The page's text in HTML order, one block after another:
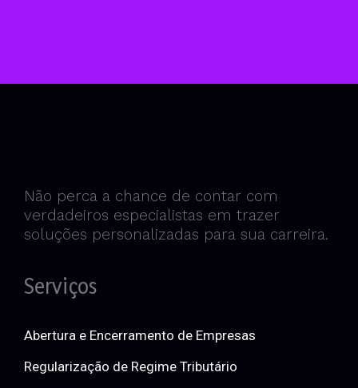
Não perca a chance de contar com
verdadeiros especialistas em trazer
soluções personalizadas para sua carreira.
Serviços
Abertura e Encerramento de Empresas
Regularização de Regime Tributário